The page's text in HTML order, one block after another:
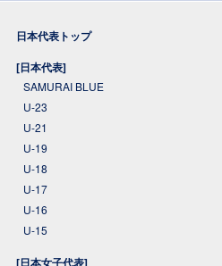
日本代表トップ
[日本代表]
SAMURAI BLUE
U-23
U-21
U-19
U-18
U-17
U-16
U-15
[日本女子代表]